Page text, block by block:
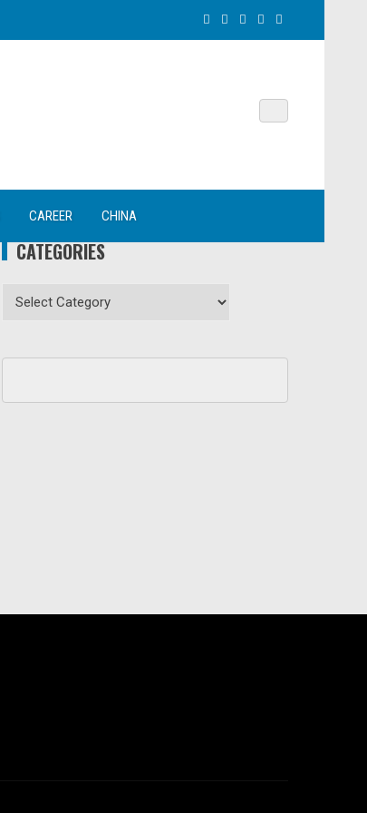
CAREER CHINA
CATEGORIES
Categories